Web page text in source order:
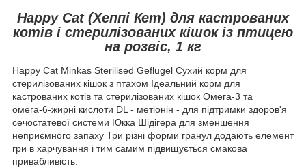
Happy Cat (Хеппі Кет) для кастрованих
котів і стерилізованих кішок із птицею
на розвіс, 1 кг
Happy Cat Minkas Sterilised Geflugel Сухий корм для
стерилізованих кішок з птахом Ідеальний корм для
кастрованих котів та стерилізованих кішок Омега-3 та
омега-6-жирні кислоти DL - метіонін - для підтримки здоров'я
сечостатевої системи Юкка Шідігера для зменшення
неприємного запаху Три різні форми гранул додають елемент
гри в харчування і тим самим підвищується смакова
привабливість.